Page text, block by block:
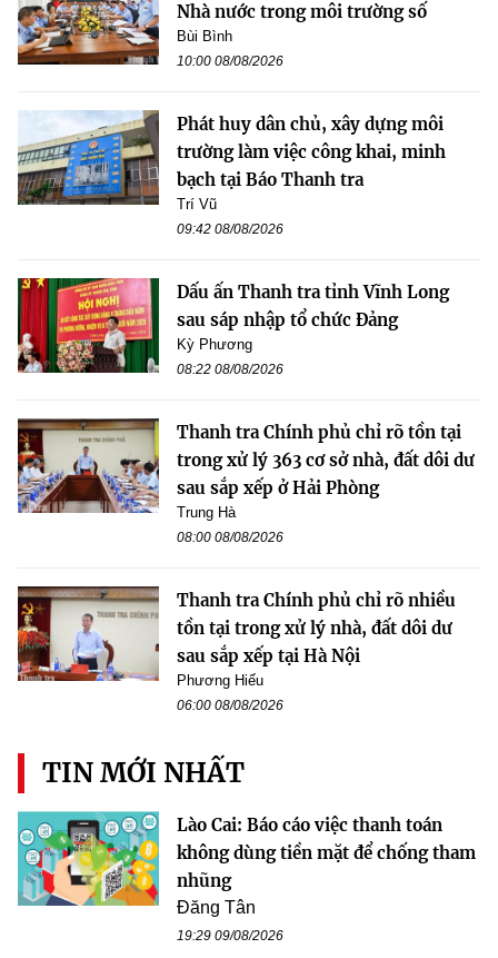
Nhà nước trong môi trường số
Bùi Bình
10:00 08/08/2026
Phát huy dân chủ, xây dựng môi
trường làm việc công khai, minh
bạch tại Báo Thanh tra
Trí Vũ
09:42 08/08/2026
Dấu ấn Thanh tra tỉnh Vĩnh Long
sau sáp nhập tổ chức Đảng
Kỳ Phương
08:22 08/08/2026
Thanh tra Chính phủ chỉ rõ tồn tại
trong xử lý 363 cơ sở nhà, đất dôi dư
sau sắp xếp ở Hải Phòng
Trung Hà
08:00 08/08/2026
Thanh tra Chính phủ chỉ rõ nhiều
tồn tại trong xử lý nhà, đất dôi dư
sau sắp xếp tại Hà Nội
Phương Hiếu
06:00 08/08/2026
TIN MỚI NHẤT
Lào Cai: Báo cáo việc thanh toán
không dùng tiền mặt để chống tham
nhũng
Đăng Tân
19:29 09/08/2026